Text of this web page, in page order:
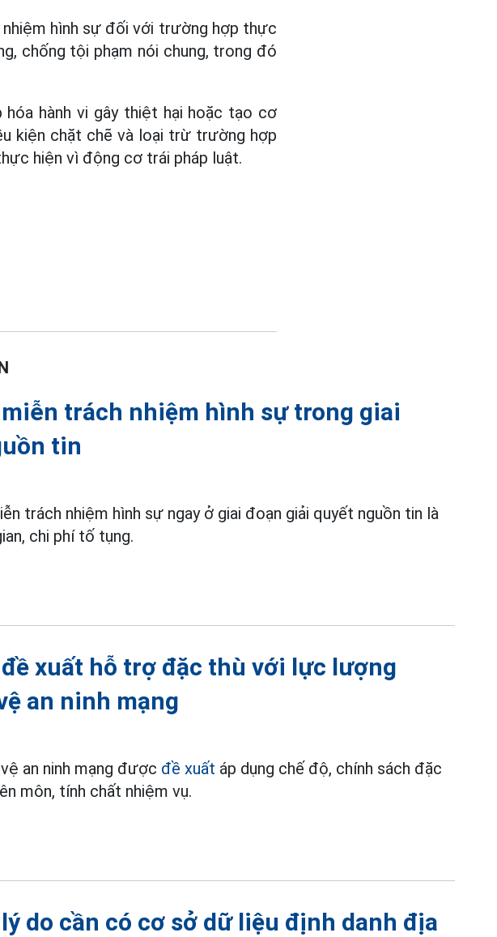
hình sự đối với trường hợp thực
chống tội phạm nói chung, trong đó
hóa hành vi gây thiệt hại hoặc tạo cơ
kiện chặt chẽ và loại trừ trường hợp
hiện vì động cơ trái pháp luật.
miễn trách nhiệm hình sự trong giai
tin
trách nhiệm hình sự ngay ở giai đoạn giải quyết nguồn tin là
chi phí tố tụng.
đề xuất hỗ trợ đặc thù với lực lượng
an ninh mạng
an ninh mạng được đề xuất áp dụng chế độ, chính sách đặc
môn, tính chất nhiệm vụ.
do cần có cơ sở dữ liệu định danh địa